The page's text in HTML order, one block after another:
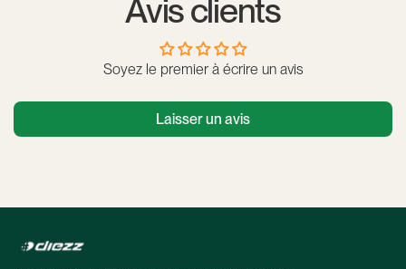
Avis clients
Soyez le premier à écrire un avis
Laisser un avis